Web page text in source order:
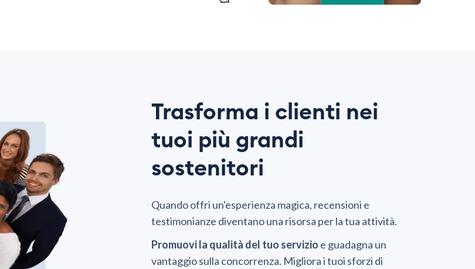
Trasforma i clienti nei
tuoi più grandi
sostenitori
Quando offri un'esperienza magica, recensioni e
testimonianze diventano una risorsa per la tua attività.
Promuovi la qualità del tuo servizio e guadagna un
vantaggio sulla concorrenza. Migliora i tuoi sforzi di